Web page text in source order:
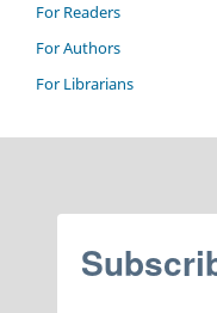
For Readers
For Authors
For Librarians